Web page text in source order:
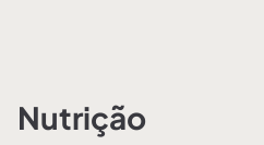
Nutrição